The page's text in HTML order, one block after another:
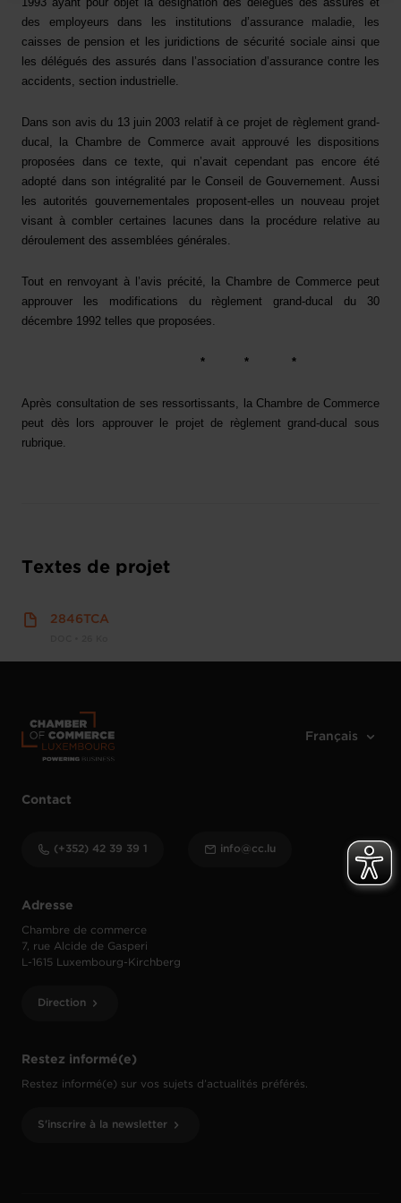
des employeurs dans les institutions d’assurance maladie, les
caisses de pension et les juridictions de sécurité sociale ainsi que
les délégués des assurés dans l’association d’assurance contre les
accidents, section industrielle.
Dans son avis du 13 juin 2003 relatif à ce projet de règlement grand-
ducal, la Chambre de Commerce avait approuvé les dispositions
proposées dans ce texte, qui n’avait cependant pas encore été
adopté dans son intégralité par le Conseil de Gouvernement. Aussi
les autorités gouvernementales proposent-elles un nouveau projet
visant à combler certaines lacunes dans la procédure relative au
déroulement des assemblées générales.
Tout en renvoyant à l’avis précité, la Chambre de Commerce peut
approuver
les modifications du règlement grand-ducal du 30
décembre 1992 telles que proposées.
* * *
Après consultation de ses ressortissants, la Chambre de Commerce
peut dès lors approuver le projet de règlement grand-ducal sous
rubrique.
Textes de projet
2846TCA
Restez informé(e)
Restez informé(e) sur vos sujets d’actualités préférés.
S'inscrire à la newsletter
Adresse
Chambre de commerce
7, rue Alcide de Gasperi
L-1615 Luxembourg-Kirchberg
Direction
Contact
(+352) 42 39 39 1 info@cc.lu